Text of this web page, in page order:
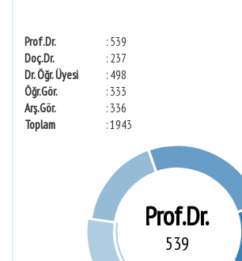
Prof.Dr.
: 539
Doç.Dr.
: 237
Dr. Öğr. Üyesi
: 498
Öğr.Gör.
: 333
Arş.Gör.
: 336
Toplam
: 1943
Prof.Dr.
539